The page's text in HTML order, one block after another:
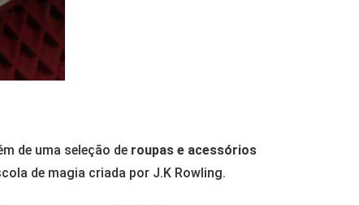
de uma seleção de roupas e acessórios
de magia criada por J.K Rowling.